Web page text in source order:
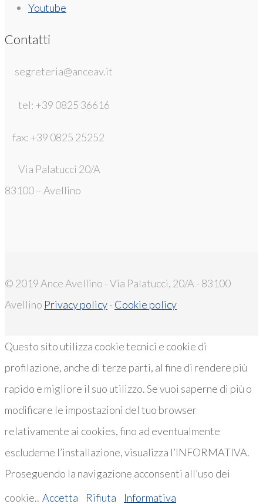
Youtube
Contatti
segreteria@anceav.it
tel: +39 0825 36616
fax: +39 0825 25252
Via Palatucci 20/A
83100 – Avellino
© 2019 Ance Avellino - Via Palatucci, 20/A - 83100
Avellino Privacy policy- Cookie policy
Questo sito utilizza cookie tecnici e cookie di
profilazione, anche di terze parti, al fine di rendere più
rapido e migliore il suo utilizzo. Se vuoi saperne di più o
modificare le impostazioni del tuo browser
relativamente ai cookies, fino ad eventualmente
escluderne l’installazione, visualizza l’INFORMATIVA.
Proseguendo la navigazione acconsenti all’uso dei
cookie.. Accetta Rifiuta Informativa